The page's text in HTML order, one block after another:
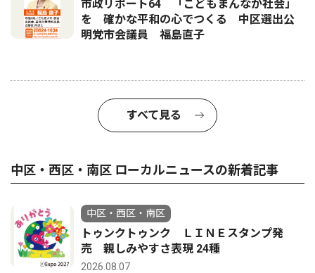
市政リポート64 「こどもまんなか社会」
を 確かな平和の心でつくる 中区選出公
明党市会議員 福島直子
すべて見る
中区・西区・南区 ローカルニュースの新着記事
中区・西区・南区
トゥンクトゥンク ＬＩＮＥスタンプ発
売 親しみやすさ表現 24種
2026.08.07